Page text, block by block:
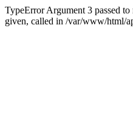
TypeError Argument 3 passed
given, called in /var/www/html/